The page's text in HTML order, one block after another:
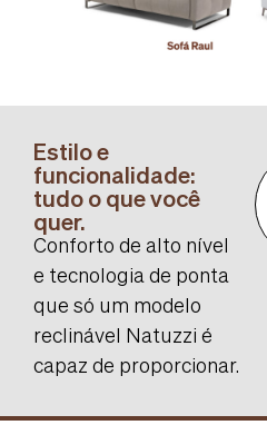
Estilo e
funcionalidade:
tudo o que você
quer.
Conforto de alto nível
e tecnologia de ponta
que só um modelo
reclinável Natuzzi é
capaz de proporcionar.